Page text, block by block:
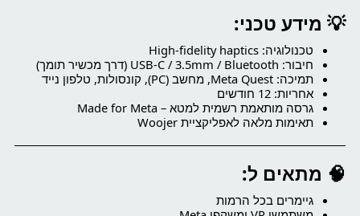
💡 מידע טכני:
טכנולוגיה: High-fidelity haptics
חיבור: USB-C / 3.5mm / Bluetooth (דרך מכשיר תומך)
תמיכה: Meta Quest, מחשב (PC), קונסולות, טלפון נייד
אחריות: 12 חודשים
גרסה מותאמת רשמית למטא – Made for Meta
תאימות מלאה לאפליקציית Woojer
🧠 מתאים ל:
גיימרים בכל הרמות